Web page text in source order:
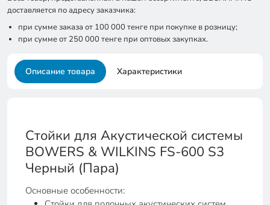
доставляется по адресу заказчика:
при сумме заказа от 100 000 тенге при покупке в розницу;
при сумме от 250 000 тенге при оптовых закупках.
Описание товара Характеристики
Стойки для Акустической системы
BOWERS & WILKINS FS-600 S3
Черный (Пара)
Основные особенности: